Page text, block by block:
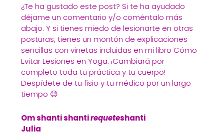
¿Te ha gustado este post? Si te ha ayudado
déjame un comentario y/o coméntalo más
abajo. Y si tienes miedo de lesionarte en otras
posturas, tienes un montón de explicaciones
sencillas con viñetas incluidas en mi libro Cómo
Evitar Lesiones en Yoga. ¡Cambiará por
completo toda tu práctica y tu cuerpo!
Despídete de tu fisio y tu médico por un largo
tiempo 😉
Om shanti shantirequeteshanti
Julia